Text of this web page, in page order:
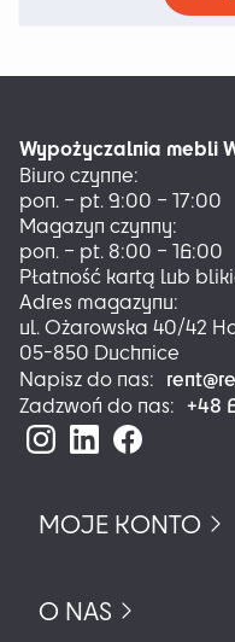
Wypożyczalnia mebli
Biuro czynne:
pon. – pt. 9:00 – 17:00
Magazyn czynny:
pon. – pt. 8:00 – 16:00
Płatność kartą lub
Adres magazynu:
ul. Ożarowska 40/42
05-850 Duchnice
Napisz do nas:
Zadzwoń do nas: +48
MOJE KONTO
O NAS